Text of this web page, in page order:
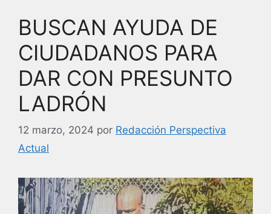
o
k
BUSCAN AYUDA DE
CIUDADANOS PARA
DAR CON PRESUNTO
LADRÓN
12 marzo, 2024 por Redacción Perspectiva
Actual